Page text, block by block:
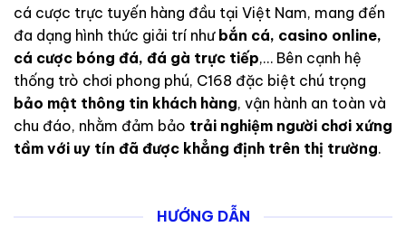
cá cược trực tuyến hàng đầu tại Việt Nam, mang đến
đa dạng hình thức giải trí như bắn cá, casino online,
cá cược bóng đá, đá gà trực tiếp,… Bên cạnh hệ
thống trò chơi phong phú, C168 đặc biệt chú trọng
bảo mật thông tin khách hàng, vận hành an toàn và
chu đáo, nhằm đảm bảo trải nghiệm người chơi xứng
tầm với uy tín đã được khẳng định trên thị trường.
HƯỚNG DẪN